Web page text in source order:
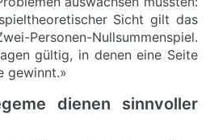
Sicht gilt das
Personen-Nullsummenspiel.
gültig, in denen eine Seite
gewinnt.»
dienen sinnvoller